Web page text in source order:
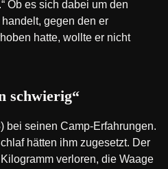
Ob es sich dabei um den
gegen den er
hatte, wollte er nicht
schwierig“
bei seinen Camp-Erfahrungen.
hätten ihm zugesetzt. Der
verloren, die Waage